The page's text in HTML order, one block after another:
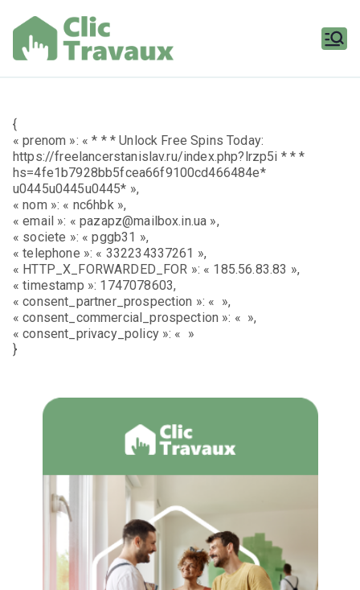
contenu
{
« prenom »: « * * * Unlock Free Spins Today:
https://freelancerstanislav.ru/index.php?lrzp5i * * *
hs=4fe1b7928bb5fcea66f9100cd466484e*
u0445u0445u0445* »,
« nom »: « nc6hbk »,
« email »: « pazapz@mailbox.in.ua »,
« societe »: « pggb31 »,
« telephone »: « 332234337261 »,
« HTTP_X_FORWARDED_FOR »: « 185.56.83.83 »,
« timestamp »: 1747078603,
« consent_partner_prospection »: « »,
« consent_commercial_prospection »: « »,
« consent_privacy_policy »: « »
}